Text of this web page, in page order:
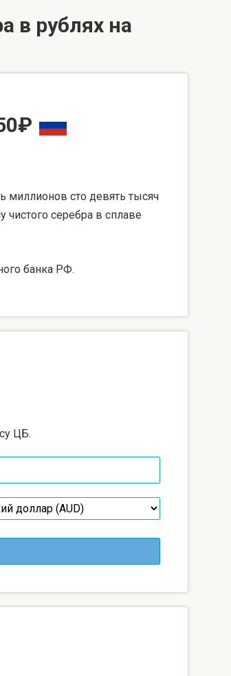
в рублях на
сто девять тысяч
чистого серебра в сплаве
банка РФ.
ЦБ.